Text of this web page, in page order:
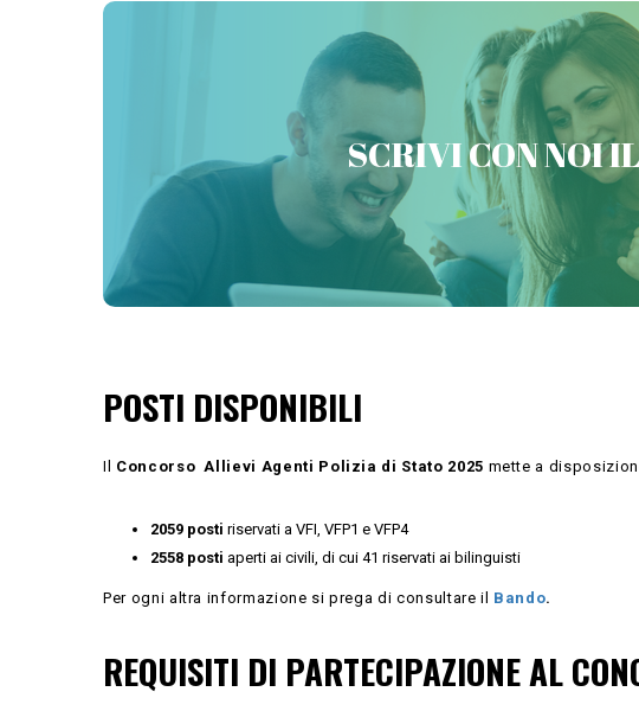
SCRIVI CON NOI
PREPARATI CON
POSTI DISPONIBILI
Il Concorso Allievi Agenti Polizia di Stato 2025 mette a
2059 posti riservati a VFI, VFP1 e VFP4
2558 posti aperti ai civili, di cui 41 riservati ai bilinguisti
Per ogni altra informazione si prega di consultare il Bando.
REQUISITI DI PARTECIPAZIONE AL